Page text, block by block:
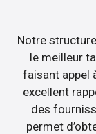
Notre
le meilleur
faisant appel
excellent
des
permet